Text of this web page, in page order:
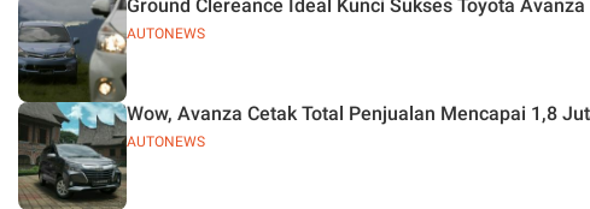
AUTONEWS
Ground Clereance Ideal Kunci Sukses Toyota Avanza
AUTONEWS
Wow, Avanza Cetak Total Penjualan Mencapai 1,8